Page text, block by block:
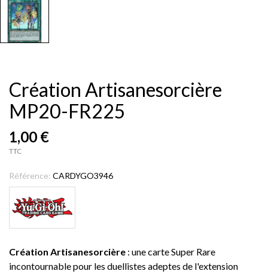
Création Artisanesorcière
MP20-FR225
1,00 €
TTC
Référence: CARDYGO3946
Création Artisanesorcière : une carte Super Rare
incontournable pour les duellistes adeptes de l'extension